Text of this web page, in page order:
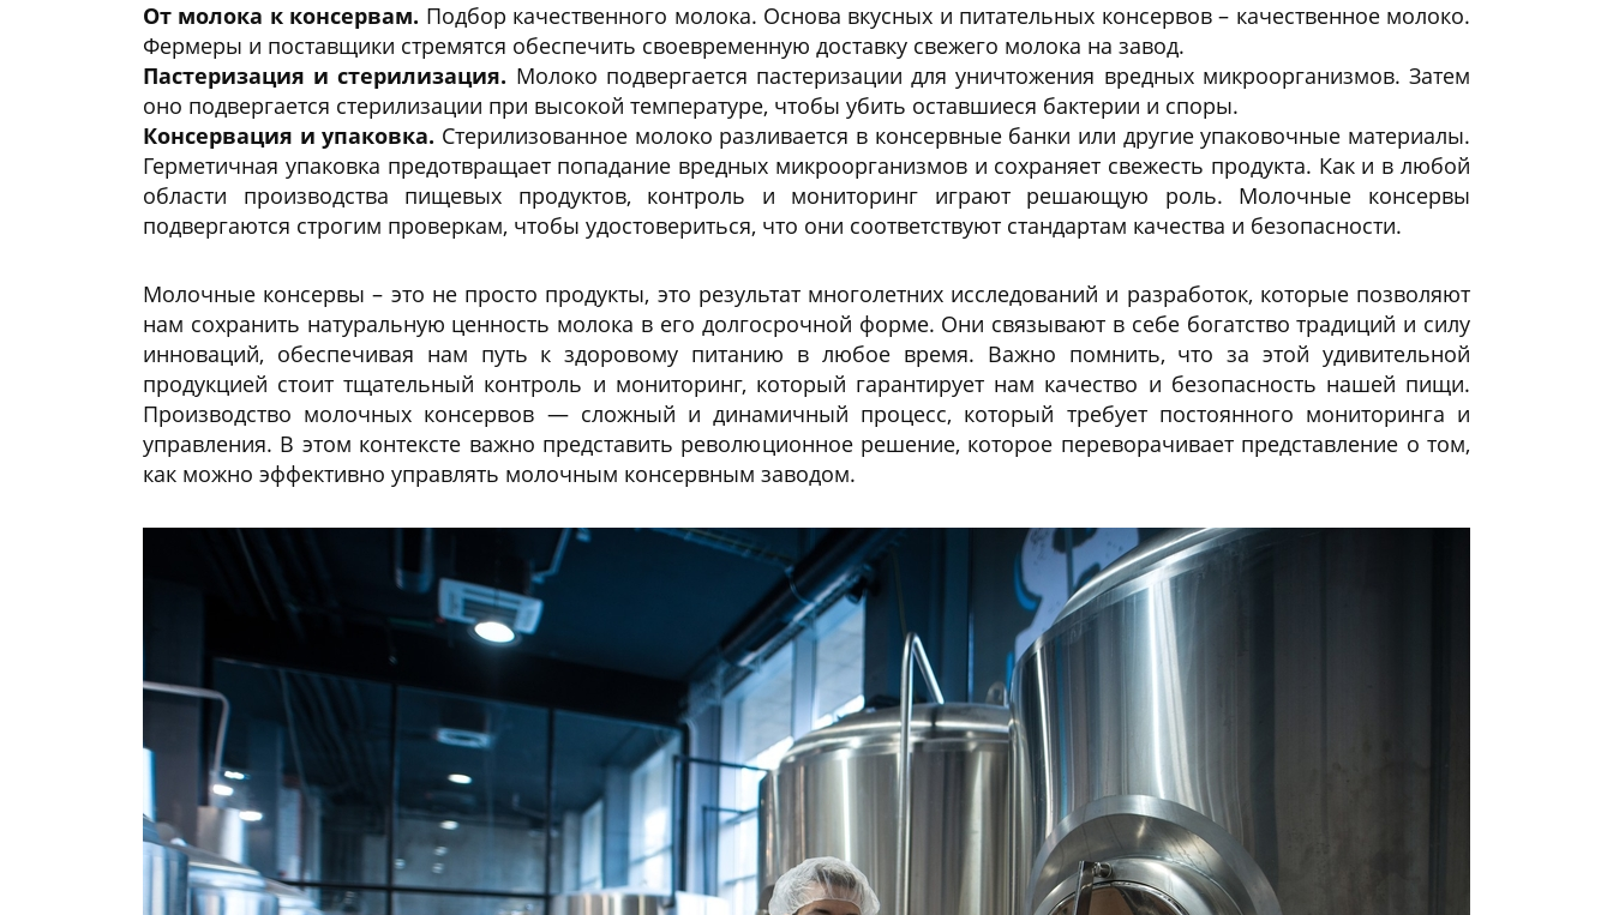
От молока к консервам. Подбор качественного молока. Основа вкусных и питательных консервов – качественное молоко.
Фермеры и поставщики стремятся обеспечить своевременную доставку свежего молока на завод.
Пастеризация и стерилизация. Молоко подвергается пастеризации для уничтожения вредных микроорганизмов. Затем
оно подвергается стерилизации при высокой температуре, чтобы убить оставшиеся бактерии и споры.
Консервация и упаковка. Стерилизованное молоко разливается в консервные банки или другие упаковочные материалы.
Герметичная упаковка предотвращает попадание вредных микроорганизмов и сохраняет свежесть продукта. Как и в любой
области производства пищевых продуктов, контроль и мониторинг играют решающую роль. Молочные консервы
подвергаются строгим проверкам, чтобы удостовериться, что они соответствуют стандартам качества и безопасности.
Молочные консервы – это не просто продукты, это результат многолетних исследований и разработок, которые позволяют
нам сохранить натуральную ценность молока в его долгосрочной форме. Они связывают в себе богатство традиций и силу
инноваций, обеспечивая нам путь к здоровому питанию в любое время. Важно помнить, что за этой удивительной
продукцией стоит тщательный контроль и мониторинг, который гарантирует нам качество и безопасность нашей пищи.
Производство молочных консервов — сложный и динамичный процесс, который требует постоянного мониторинга и
управления. В этом контексте важно представить революционное решение, которое переворачивает представление о том,
как можно эффективно управлять молочным консервным заводом.